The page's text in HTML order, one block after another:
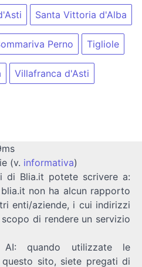
Santa Vittoria d'Alba
Perno Tigliole
Villafranca d'Asti
(v. informativa)
di Blia.it potete scrivere a:
non ha alcun rapporto
enti/aziende, i cui indirizzi
di rendere un servizio
quando utilizzate le
sito, siete pregati di